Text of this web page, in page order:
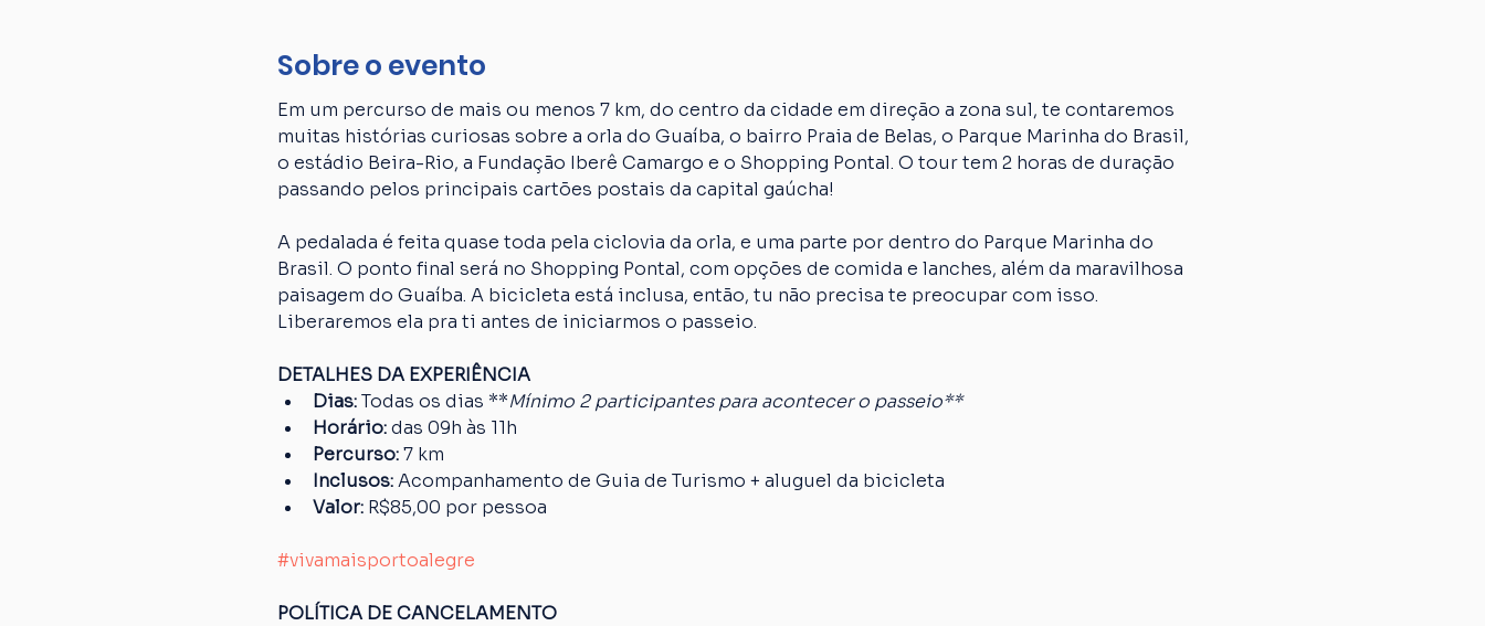
Sobre o evento
Em um percurso de mais ou menos 7 km, do centro da cidade em direção a zona sul, te contaremos
muitas histórias curiosas sobre a orla do Guaíba, o bairro Praia de Belas, o Parque Marinha do Brasil,
o estádio Beira-Rio, a Fundação Iberê Camargo e o Shopping Pontal. O tour tem 2 horas de duração
passando pelos principais cartões postais da capital gaúcha!
A pedalada é feita quase toda pela ciclovia da orla, e uma parte por dentro do Parque Marinha do
Brasil. O ponto final será no Shopping Pontal, com opções de comida e lanches, além da maravilhosa
paisagem do Guaíba. A bicicleta está inclusa, então, tu não precisa te preocupar com isso.
Liberaremos ela pra ti antes de iniciarmos o passeio.
DETALHES DA EXPERIÊNCIA
Dias: Todas os dias **Mínimo 2 participantes para acontecer o passeio**
Horário: das 09h às 11h
Percurso: 7 km
Inclusos: Acompanhamento de Guia de Turismo + aluguel da bicicleta
Valor: R$85,00 por pessoa
#vivamaisportoalegre
POLÍTICA DE CANCELAMENTO